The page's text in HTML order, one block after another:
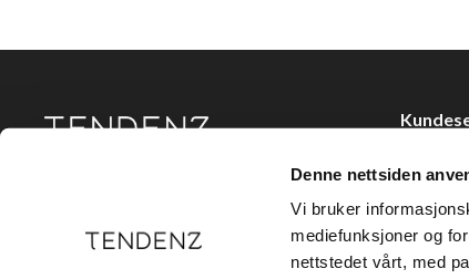
Denne nettsiden
Vi bruker
mediefunksjoner og
nettstedet vårt, med
Tendenz Hårpleie AS er en solid totalleverandør av
eksklusive merker og profesjonelle produkter til
Kjøpsvilkår
Personvern
Holtegata